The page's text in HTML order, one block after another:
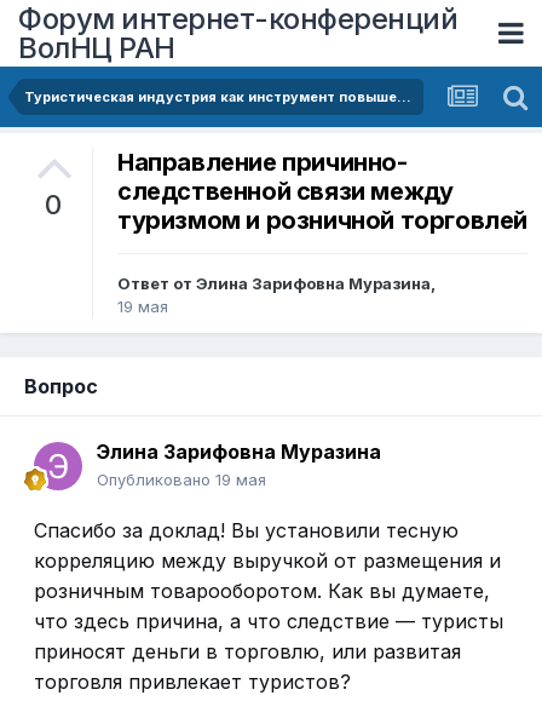
Форум интернет-конференций
ВолНЦ РАН
Туристическая индустрия как инструмент повышения качества жизни населения
0
Направление причинно-
следственной связи между
туризмом и розничной торговлей
Ответ от Элина Зарифовна Муразина,
19 мая
Вопрос
Элина Зарифовна Муразина
Опубликовано 19 мая
Спасибо за доклад! Вы установили тесную
корреляцию между выручкой от размещения и
розничным товарооборотом. Как вы думаете,
что здесь причина, а что следствие — туристы
приносят деньги в торговлю, или развитая
торговля привлекает туристов?